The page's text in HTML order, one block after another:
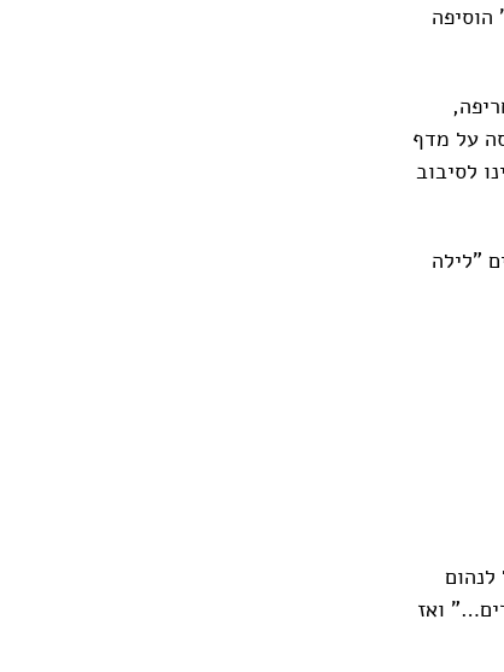
על מדף
לסיבוב
"לילה
ואז